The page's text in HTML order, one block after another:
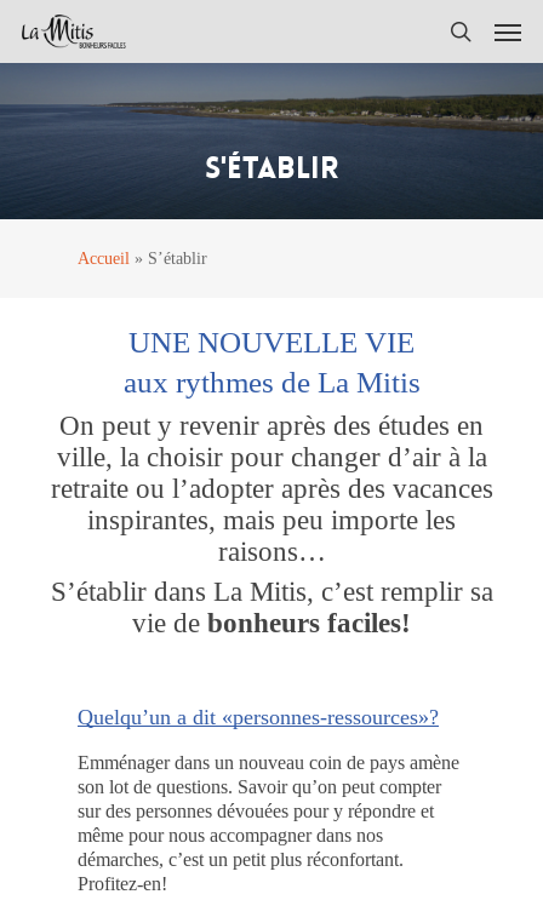
content
Menu
S'ÉTABLIR
Accueil » S’établir
UNE NOUVELLE VIE
aux rythmes de La Mitis
On peut y revenir après des études en
ville, la choisir pour changer d’air à la
retraite ou l’adopter après des vacances
inspirantes, mais peu importe les
raisons…
S’établir dans La Mitis, c’est remplir sa
vie de bonheurs faciles!
Quelqu’un a dit «personnes-ressources»?
Emménager dans un nouveau coin de pays amène
son lot de questions. Savoir qu’on peut compter
sur des personnes dévouées pour y répondre et
même pour nous accompagner dans nos
démarches, c’est un petit plus réconfortant.
Profitez-en!